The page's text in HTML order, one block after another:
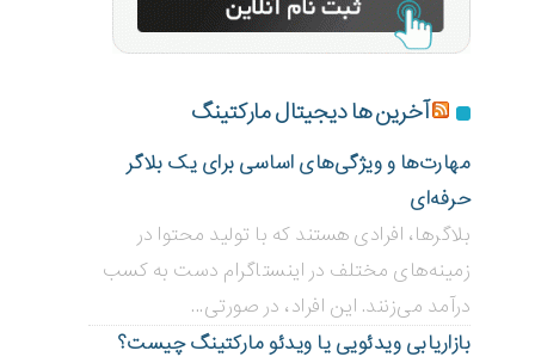
آخرین ها دیجیتال مارکتینگ
مهارت‌ها و ویژگی‌های اساسی برای یک بلاگر
حرفه‌ای
بلاگر‌ها، افرادی هستند که با تولید محتوا در
زمینه‌های مختلف در اینستاگرام دست به کسب
درآمد می‌زنند. این افراد، در صورتی...
بازاریابی ویدئویی ‌یا ویدئو مارکتینگ چیست؟